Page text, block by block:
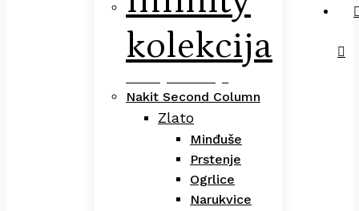
kolekcija
Nakit Second Column
Zlato
Minđuše
Prstenje
Ogrlice
Narukvice